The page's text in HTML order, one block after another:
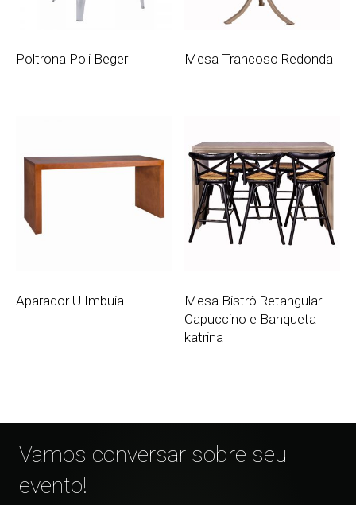
Poltrona Poli Beger II Mesa Trancoso Redonda
Aparador U Imbuia
Mesa Bistrô Retangular
Capuccino e Banqueta
katrina
Vamos conversar sobre seu
evento!